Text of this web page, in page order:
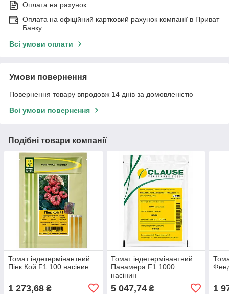
Оплата на рахунок
Оплата на офіційний картковий рахунок компанії в Приват
Банку
Всі умови оплати
Умови повернення
Повернення товару впродовж 14 днів за домовленістю
Всі умови повернення
Подібні товари компанії
Томат індетермінантний
Пінк Кой F1 100 насінин
1 273,68 ₴
Томат індетермінантний
Панамера F1 1000
насінин
5 047,74₴ 1